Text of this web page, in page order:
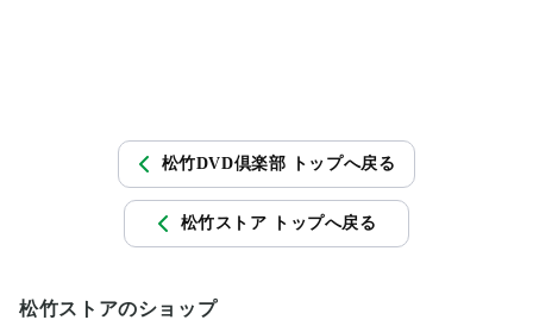
松竹DVD倶楽部 トップへ戻る
松竹ストア トップへ戻る
松竹ストアのショップ